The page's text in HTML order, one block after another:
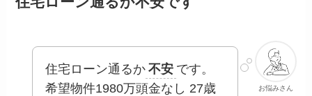
お悩みさん
住宅ローン通るか 不安 です。
希望物件1980万頭金なし 27歳